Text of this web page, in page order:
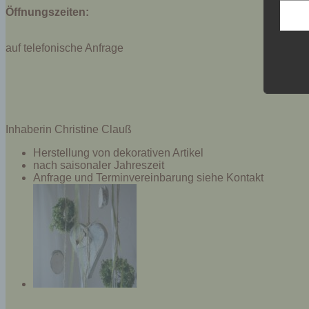
Öffnungszeiten:
auf telefonische Anfrage
Inhaberin Christine Clauß
Herstellung von dekorativen Artikel
nach saisonaler Jahreszeit
Anfrage und Terminvereinbarung siehe Kontakt
dies
Wir